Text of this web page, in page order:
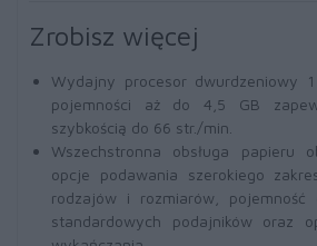
Zrobisz więcej
Wydajny procesor dwurdzeniowy
pojemności aż do 4,5 GB
szybkością do 66 str./min.
Wszechstronna obsługa papieru
opcje podawania szerokiego
rodzajów i rozmiarów,
standardowych podajników oraz